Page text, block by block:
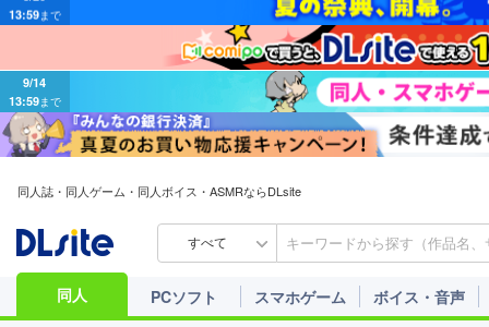
13:59まで
同人誌・同人ゲーム・同人ボイス・ASMRならDLsite
すべて
同人 PCソフト スマホゲーム ボイス・音声